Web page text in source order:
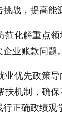
战，提高能
范化解重点
业账款问题
业优先政策
扶机制，确
正确政绩观